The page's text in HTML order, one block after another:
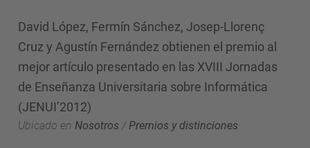
David López, Fermín Sánchez, Josep-Llorenç
Cruz y Agustín Fernández obtienen el premio al
mejor artículo presentado en las XVIII Jornadas
de Enseñanza Universitaria sobre Informática
(JENUI’2012)
Ubicado en Nosotros / Premios y distinciones